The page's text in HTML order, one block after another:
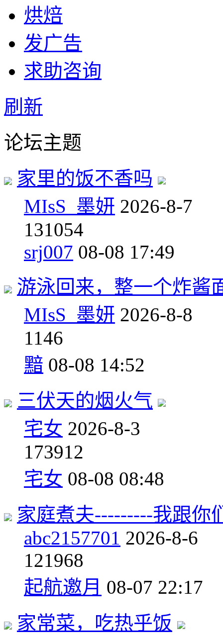
烘焙
发广告
求助咨询
刷新
论坛主题
家里的饭不香吗
MIsS_墨妍 2026-8-7
131054
srj007 08-08 17:49
游泳回来，整一个炸酱
MIsS_墨妍 2026-8-8
1146
黯 08-08 14:52
三伏天的烟火气
宅女 2026-8-3
173912
宅女 08-08 08:48
家庭煮夫---------我跟你
abc2157701 2026-8-6
121968
起航邀月 08-07 22:17
家常菜，吃热乎饭